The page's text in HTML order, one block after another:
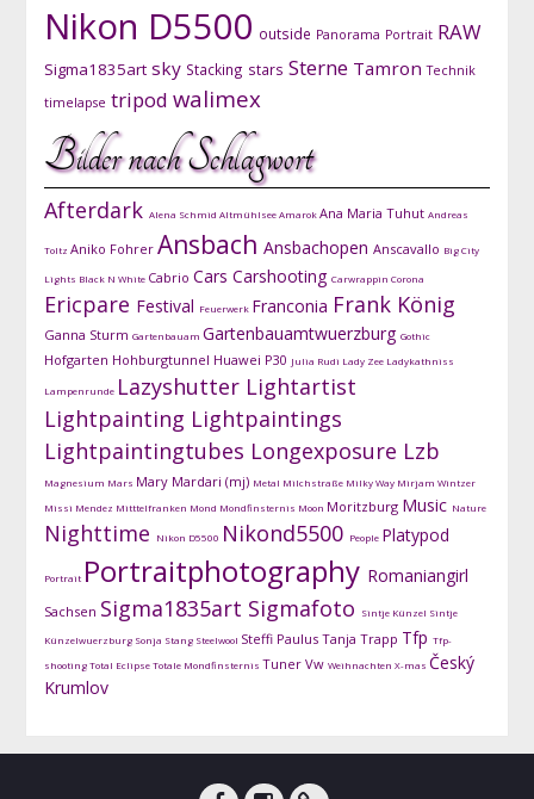
Nikon D5500 outside Panorama Portrait RAW
Sigma1835art sky Stacking stars Sterne Tamron Technik
timelapse tripod walimex
Bilder nach Schlagwort
Afterdark Alena Schmid AltmühlseeAmarokAna Maria Tuhut Andreas
Toltz Aniko Fohrer Ansbach Ansbachopen Anscavallo Big City
Lights Black N White Cabrio Cars Carshooting Carwrappin Corona
Ericpare Festival Feuerwerk Franconia Frank König
Ganna Sturm Gartenbauam Gartenbauamtwuerzburg Gothic
Hofgarten Hohburgtunnel Huawei P30 Julia Rudi Lady Zee Ladykathniss
Lampenrunde Lazyshutter Lightartist
Lightpainting Lightpaintings
Lightpaintingtubes Longexposure Lzb
Magnesium Mars Mary Mardari (mj) Metal Milchstraße Milky Way Mirjam Wintzer
Missi Mendez Mitttelfranken Mond Mondfinsternis Moon Moritzburg Music Nature
Nighttime Nikon D5500 Nikond5500 People Platypod
Portrait Portraitphotography Romaniangirl
Sachsen Sigma1835art Sigmafoto Sintje Künzel Sintje
Künzelwuerzburg Sonja Stang Steelwool Steffi Paulus Tanja Trapp Tfp Tfp-
shootingTotal EclipseTotale Mondfinsternis Tuner Vw Weihnachten X-mas Český
Krumlov